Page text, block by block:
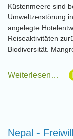
Küstenmeere sind
Umweltzerstörung
angelegte
Reiseaktivitäten
Biodiversität.
Weiterlesen…
Nepal -